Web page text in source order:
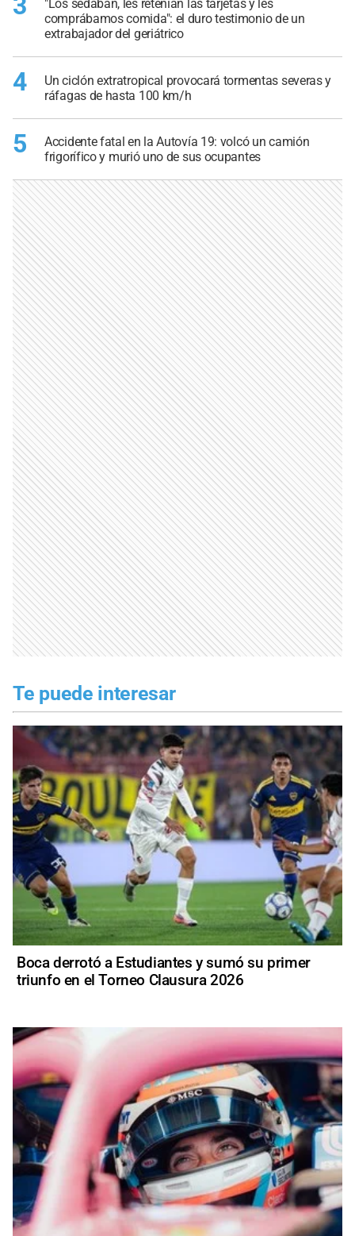
"Los sedaban, les retenían las tarjetas y les
comprábamos comida": el duro testimonio de un
extrabajador del geriátrico
4
Un ciclón extratropical provocará tormentas severas y
ráfagas de hasta 100 km/h
5
Accidente fatal en la Autovía 19: volcó un camión
frigorífico y murió uno de sus ocupantes
Te puede interesar
Boca derrotó a Estudiantes y sumó su primer
triunfo en el Torneo Clausura 2026